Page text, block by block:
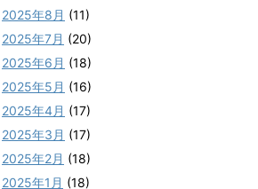
2025年8月 (11)
2025年7月 (20)
2025年6月 (18)
2025年5月 (16)
2025年4月 (17)
2025年3月 (17)
2025年2月 (18)
2025年1月 (18)